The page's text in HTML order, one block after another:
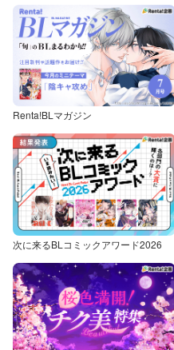
Renta!BLマガジン
次に来るBLコミックアワード2026